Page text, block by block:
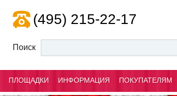
(495) 215-22-17
Поиск
ПЛОЩАДКИ ИНФОРМАЦИЯ ПОКУПАТЕЛЯМ